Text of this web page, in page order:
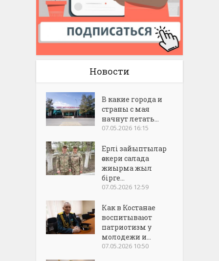
Новости
В какие города и
страны с мая
начнут летать...
07.05.2026 16:15
Ерлі зайыптылар
әскери салада
жиырма жыл
бірге...
07.05.2026 12:59
Как в Костанае
воспитывают
патриотизм у
молодежи и...
07.05.2026 10:50